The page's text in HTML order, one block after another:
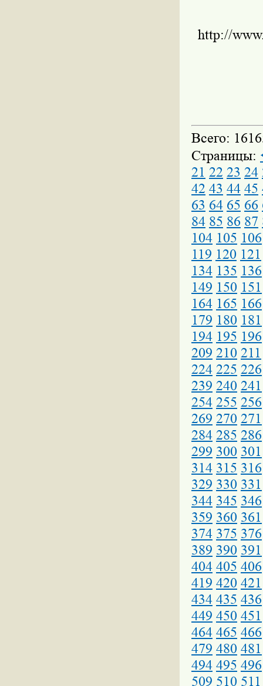
http://
Всего:
Страницы:
21 22 23 24
42 43 44 45
63 64 65 66
84 85 86 87
104 105 106
119 120 121
134 135 136
149 150 151
164 165 166
179 180 181
194 195 196
209 210 211
224 225 226
239 240 241
254 255 256
269 270 271
284 285 286
299 300 301
314 315 316
329 330 331
344 345 346
359 360 361
374 375 376
389 390 391
404 405 406
419 420 421
434 435 436
449 450 451
464 465 466
479 480 481
494 495 496
509 510 511